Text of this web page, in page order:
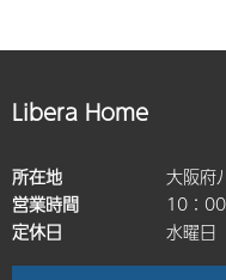
Libera Home
所在地
大阪府
営業時間
10：
定休日
水曜日